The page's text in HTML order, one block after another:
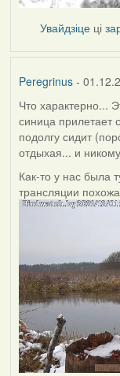
Увайдзіце ці
Peregrinus-
Что характерно...
синица прилетает
подолгу сидит
отдыхая... и
Как-то у нас была
трансляции